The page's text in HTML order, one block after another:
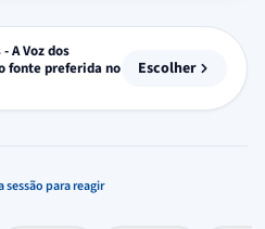
A Voz dos
fonte preferida no
Escolher
sessão para reagir